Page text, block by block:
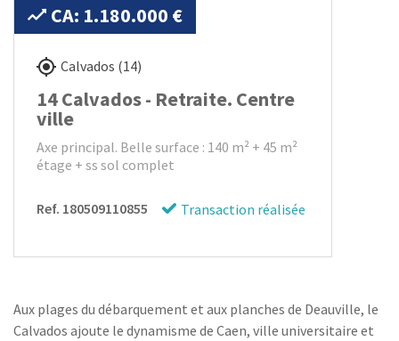
CA: 1.180.000 €
Calvados (14)
14 Calvados - Retraite. Centre
ville
Axe principal. Belle surface : 140 m² + 45 m²
étage + ss sol complet
Ref. 180509110855 Transaction réalisée
Aux plages du débarquement et aux planches de Deauville, le
Calvados ajoute le dynamisme de Caen, ville universitaire et